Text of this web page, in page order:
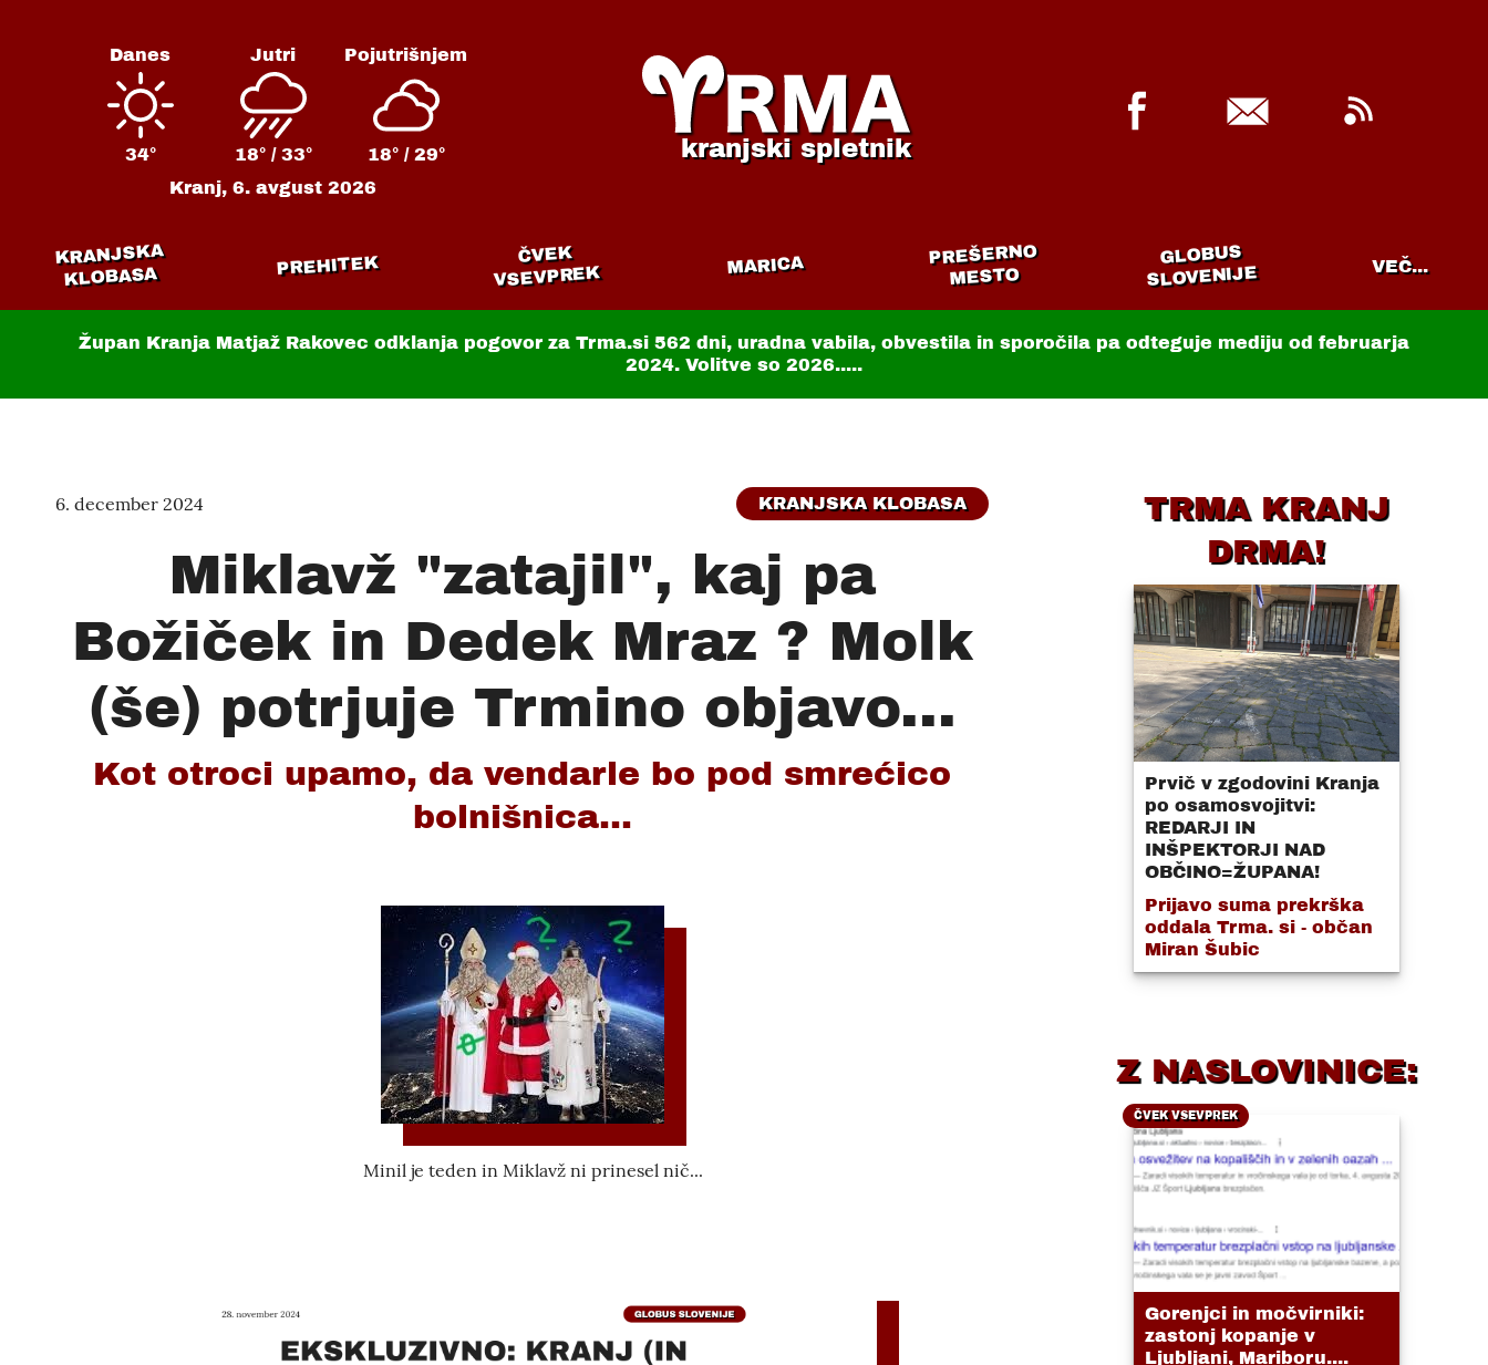
Danes
34°
Jutri
18° / 33°
Pojutrišnjem
18° / 29°
Kranj,6. avgust 2026
kranjski spletnik
KRANJSKA
KLOBASA PREHITEK ČVEK
VSEVPREK MARICA PREŠERNO
MESTO
GLOBUS
SLOVENIJE VEČ...
Župan Kranja Matjaž Rakovec odklanja pogovor za Trma.si 562 dni, uradna vabila, obvestila in sporočila pa odteguje mediju od februarja
2024. Volitve so 2026.....
6. december 2024 KRANJSKA KLOBASA
Miklavž "zatajil", kaj pa
Božiček in Dedek Mraz ? Molk
(še) potrjuje Trmino objavo...
Kot otroci upamo, da vendarle bo pod smrećico
bolnišnica...
Minil je teden in Miklavž ni prinesel nič...
TRMA KRANJ
DRMA!
Prvič v zgodovini Kranja
po osamosvojitvi:
REDARJI IN
INŠPEKTORJI NAD
OBČINO=ŽUPANA!
Prijavo suma prekrška
oddala Trma. si - občan
Miran Šubic
Z NASLOVINICE:
ČVEK VSEVPREK
Gorenjci in močvirniki:
zastonj kopanje v
Ljubljani, Mariboru....